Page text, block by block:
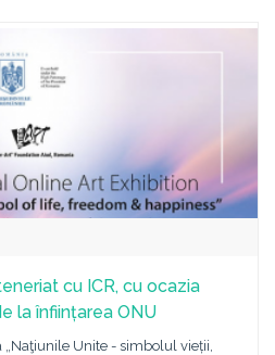
cu ICR, cu ocazia
la înființarea ONU
„Naţiunile Unite - simbolul vieții,